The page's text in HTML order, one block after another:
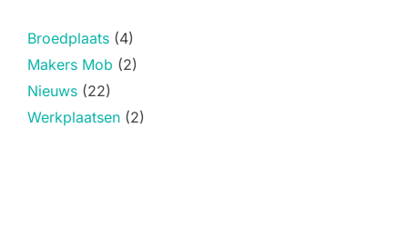
Broedplaats (4)
Makers Mob (2)
Nieuws (22)
Werkplaatsen (2)